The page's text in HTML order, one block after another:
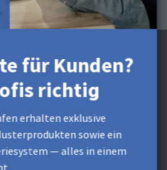
für Kunden?
richtig
erhalten exklusive
sowie ein
— alles in einem
und 5 €
sichern**
und Gestaltungstipps. Mit